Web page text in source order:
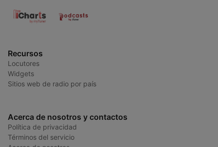
Recursos
Locutores
Widgets
Sitios web de radio por país
Acerca de nosotros y contactos
Política de privacidad
Términos del servicio